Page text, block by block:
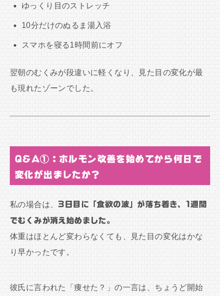
ゆっくり目のストレッチ
10分だけのぬるま湯入浴
スマホを寝る1時間前にオフ
翌朝のむくみが段違いに軽くなり、見た目の変化が最
も現れたゾーンでした。
Q&A①：ホルモン改善を始めてから何日で
変化が出ましたか？
私の場合は、3日目に「食欲の波」が落ち着き、1週間
でむくみが消え始めました。
体重はほとんど変わらなくても、見た目の変化はかな
り早かったです。
彼氏に言われた「痩せた？」の一言は、ちょうど開始